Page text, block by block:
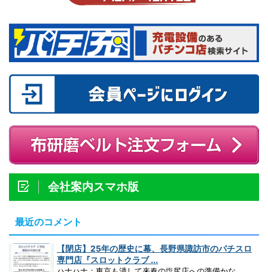
会社案内スマホ版
最近のコメント
【閉店】25年の歴史に幕、長野県諏訪市のパチスロ
専門店『スロットクラブ ...